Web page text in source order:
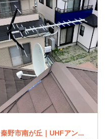
秦野市南が丘｜UHFアン...